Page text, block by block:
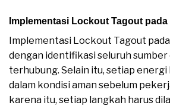
Implementasi Lockout Tagout
Implementasi Lockout Tagout
dengan identifikasi seluruh
terhubung. Selain itu, setiap
dalam kondisi aman sebelum
karena itu, setiap langkah harus